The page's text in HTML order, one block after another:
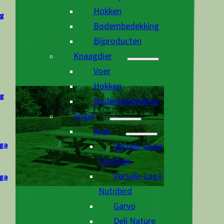
Hokken
Bodembedekking
Bijproducten
Knaagdier
Voer
Hokken
Bodembedekking
Vogel
Voer
Versele-Laga
Prestige
Versele-Laga
Nutribird
Garvo
Deli Nature